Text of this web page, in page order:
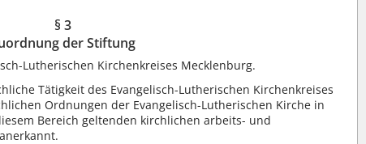
§ 3
der Stiftung
Lutherischen Kirchenkreises Mecklenburg.
Tätigkeit des Evangelisch-Lutherischen Kirchenkreises
Ordnungen der Evangelisch-Lutherischen Kirche in
Bereich geltenden kirchlichen arbeits- und